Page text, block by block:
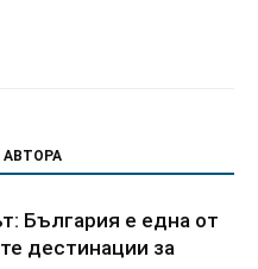
АВТОРА
България е една от
дестинации за